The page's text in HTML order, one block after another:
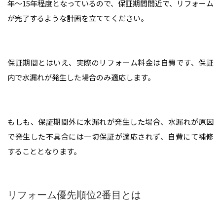
年～15年程度となっているので、保証期間間近で、リフォーム
が完了するような計画を立ててください。
保証期間とはいえ、実際のリフォーム料金は自費です、保証
内で水漏れが発生した場合のみ適応します。
もしも、保証期間外に水漏れが発生した場合、水漏れが原因
で発生した不具合には一切保証が適応されず、自費にて補修
することとなります。
リフォーム優先順位2番目とは